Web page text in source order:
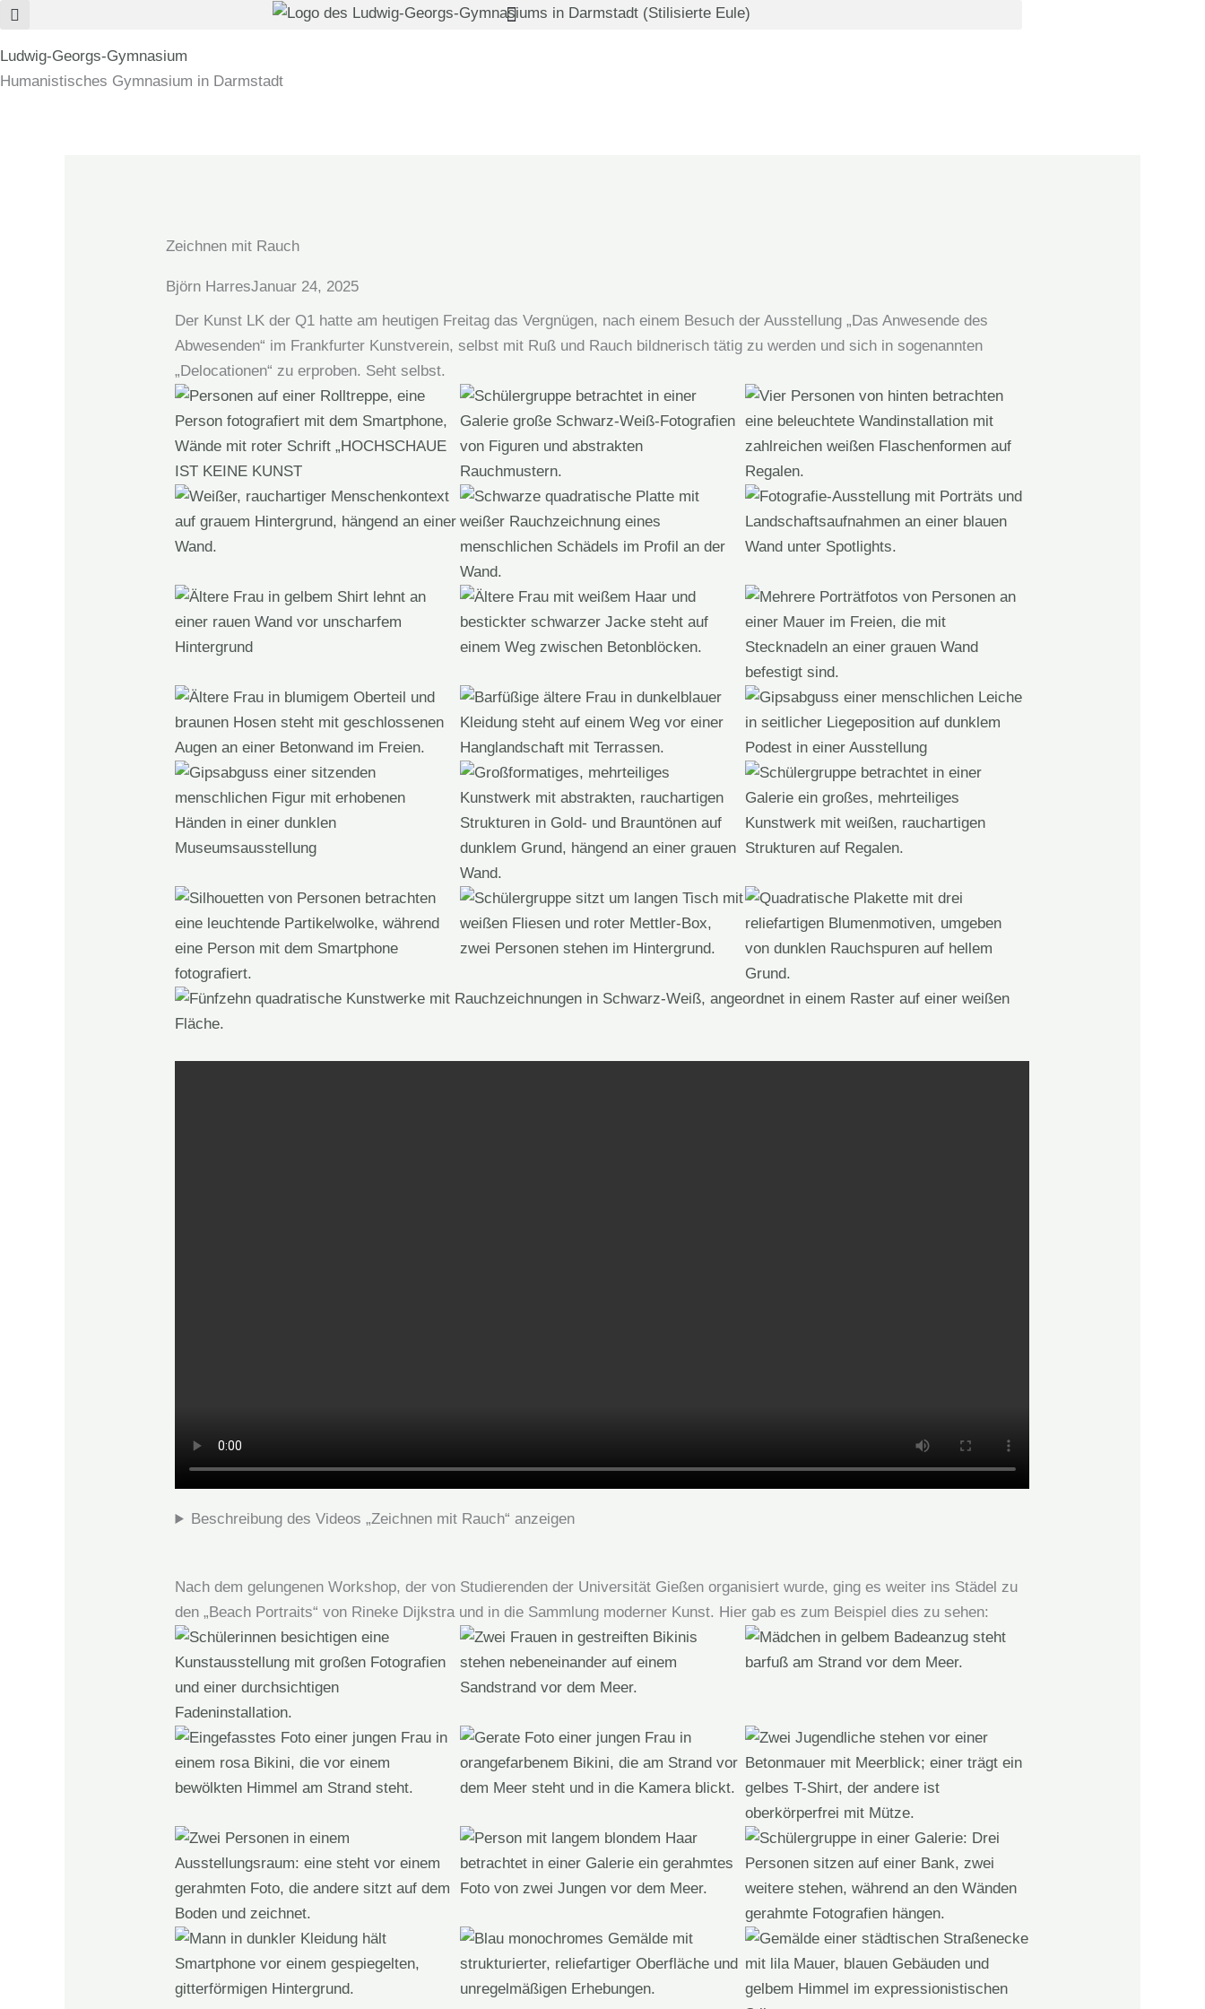
Zum
springen
Ludwig-Georgs-Gymnasium
Humanistisches Gymnasium in Darmstadt
Zeichnen mit Rauch
Björn HarresJanuar 24, 2025
Der Kunst LK der Q1 hatte am heutigen Freitag das Vergnügen, nach einem Besuch der Ausstellung „Das Anwesende des
Abwesenden“ im Frankfurter Kunstverein, selbst mit Ruß und Rauch bildnerisch tätig zu werden und sich in sogenannten
„Delocationen“ zu erproben. Seht selbst.
Beschreibung des Videos „Zeichnen mit Rauch“ anzeigen
Nach dem gelungenen Workshop, der von Studierenden der Universität Gießen organisiert wurde, ging es weiter ins Städel zu
den „Beach Portraits“ von Rineke Dijkstra und in die Sammlung moderner Kunst. Hier gab es zum Beispiel dies zu sehen: